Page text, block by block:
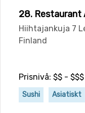
28. Restaurant
Hiihtajankuja 7
Finland
Prisnivå: $$ - $$$
Sushi Asiatiskt